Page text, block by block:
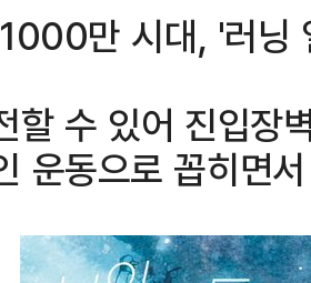
만 시대, '러닝
할 수 있어 진입장
운동으로 꼽히면